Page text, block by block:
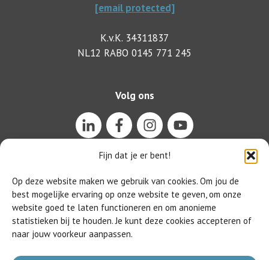
Fijn dat je er bent!
Op deze website maken we gebruik van cookies. Om jou de
best mogelijke ervaring op onze website te geven, om onze
website goed te laten functioneren en om anonieme
statistieken bij te houden. Je kunt deze cookies accepteren of
naar jouw voorkeur aanpassen.
[email protected]
K.v.K. 34311837
NL12 RABO 0145 771 245
Volg ons